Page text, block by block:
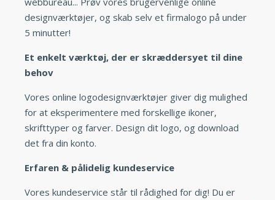
designværktøjer, og skab selv et firmalogo på under
5 minutter!
Et enkelt værktøj, der er skræddersyet til dine
behov
Vores online logodesignværktøjer giver dig mulighed
for at eksperimentere med forskellige ikoner,
skrifttyper og farver. Design dit logo, og download
det fra din konto.
Erfaren & pålidelig kundeservice
Vores kundeservice står til rådighed for dig! Du er